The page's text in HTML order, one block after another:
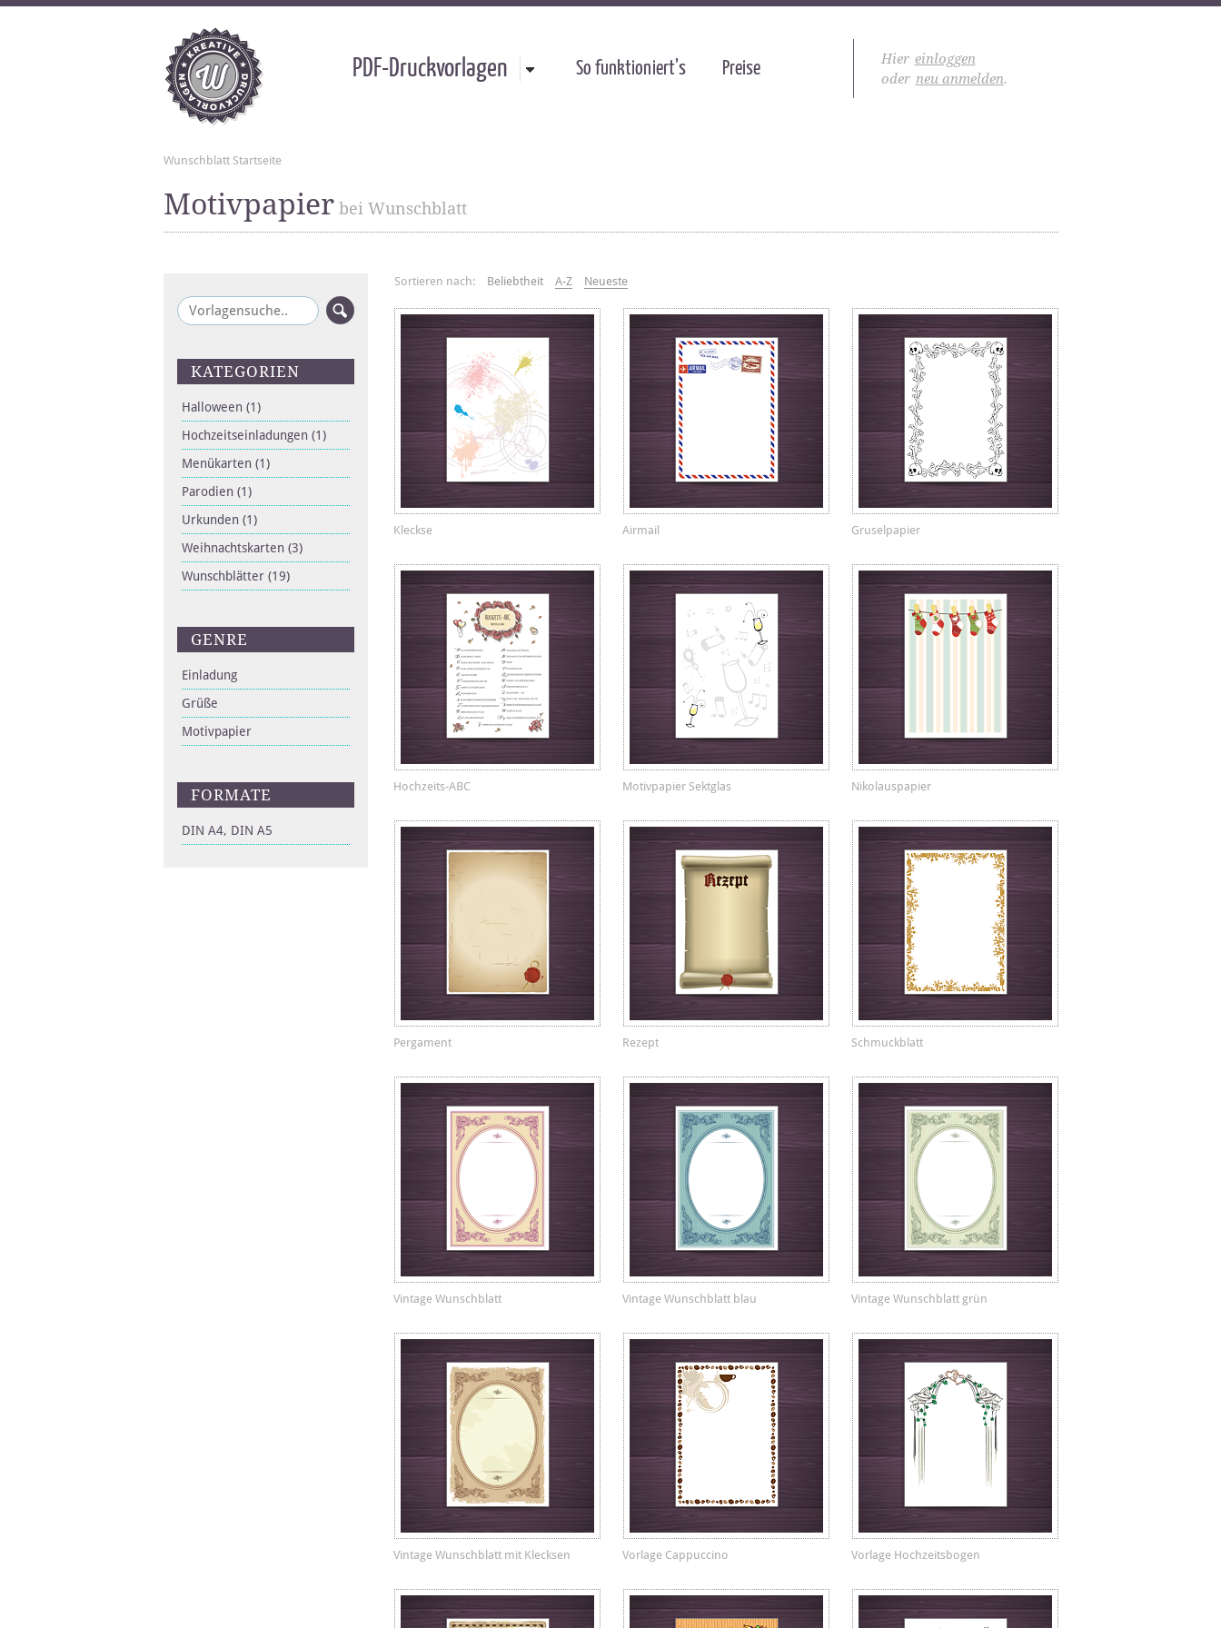
Hier einloggen
oder neu anmelden.
PDF-Druckvorlagen So funktioniert’s Preise
Wunschblatt Startseite
Motivpapierbei Wunschblatt
KATEGORIEN
Halloween (1)
Hochzeitseinladungen (1)
Menükarten (1)
Parodien (1)
Urkunden (1)
Weihnachtskarten (3)
Wunschblätter (19)
GENRE
Einladung
Grüße
Motivpapier
FORMATE
DIN A4, DIN A5
Sortieren nach: Beliebtheit A-Z Neueste
Kleckse Airmail Gruselpapier
Hochzeits-ABC Motivpapier Sektglas Nikolauspapier
Pergament Rezept Schmuckblatt
Vintage Wunschblatt Vintage Wunschblatt blau Vintage Wunschblatt grün
Vintage Wunschblatt mit Klecksen Vorlage Cappuccino Vorlage Hochzeitsbogen